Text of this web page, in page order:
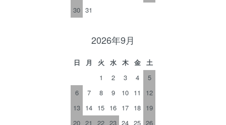
30 31
2026年9月
日 月 火 水 木 金
土
1
2 3 4
5
6
7 8 9 10 11
12
13 14 15 16 17 18 19
20 21 22 23 24 25 26